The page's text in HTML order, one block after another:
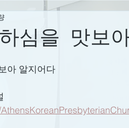
심을 맛보
아 알지어다